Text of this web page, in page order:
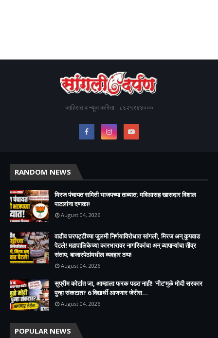
जाहिरात व न्यूज करिता - ८६२५९६४०००
RANDOM NEWS
मिरज पंचायत समिती भाजपच्या ताब्यात; मविआसह खासदार विशाल
पाटलांना दणका!
August 04, 2026
वाढीव घरपट्टीच्या जुलमी निर्णयाविरोधात सांगली, मिरज अन् कुपवाड
पेटले! महापालिकेच्या कारभारावर नागरिकांचा अन् व्यापाऱ्यांचा तीव्र
संताप; बाजारपेठांमधील व्यवहार ठप्प!​
August 04, 2026
सुप्रीम कोर्टात जा, आम्हाला फरक पडत नाही! 'नीट'मुळे मोदी सरकार
पुन्हा संकटात? 6 विद्यार्थी आणणार जेरीस...
August 04, 2026
POPULAR NEWS